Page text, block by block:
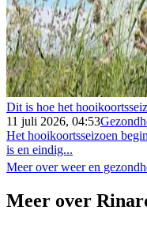
Dit is hoe het
11 juli 2026, 04:53
Het hooikoortsseizoen
is en eindig...
Meer over weer en
Meer over